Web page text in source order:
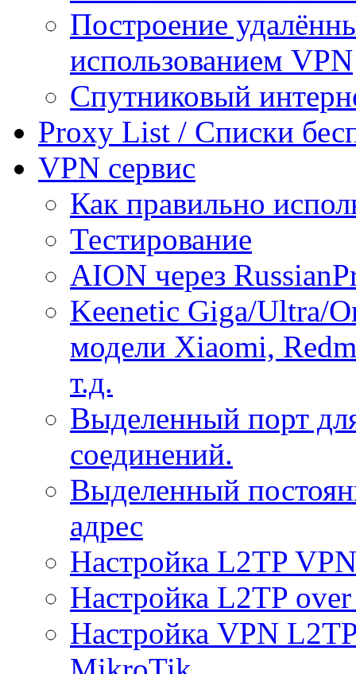
Построение
использованием VPN
Спутниковый
Proxy List / Списки
VPN сервис
Как правильно
Тестирование
AION через
Keenetic Giga/Ultra/
модели Xiaomi,
т.д.
Выделенный порт
соединений.
Выделенный
адрес
Настройка L2TP
Настройка L2TP
Настройка VPN